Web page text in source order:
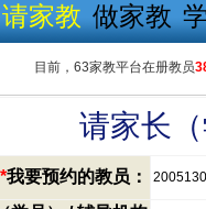
请家教 做家教
目前，63家教平台在册教员
请家长
*我要预约的教员：